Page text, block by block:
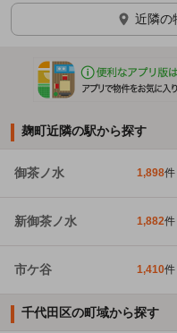
ほかの部屋を検索中…
近隣の
麹町近隣の駅から探す
御茶ノ水 1,898件
新御茶ノ水 1,882件
市ケ谷 1,410件
千代田区の町域から探す